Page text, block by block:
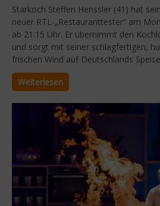
Starkoch Steffen Henssler (41) hat
neuer RTL-„Restauranttester“ am
ab 21.15 Uhr. Er übernimmt den
und sorgt mit seiner schlagfertigen,
frischen Wind auf Deutschlands
Weiterlesen